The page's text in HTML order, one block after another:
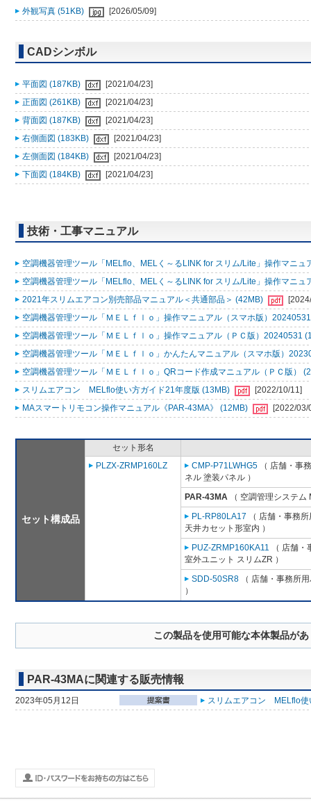
外観写真 (51KB) [2026/05/09]
CADシンボル
平面図 (187KB)
[2021/04/23]
正面図 (261KB)
[2021/04/23]
背面図 (187KB)
[2021/04/23]
右側面図 (183KB)
[2021/04/23]
左側面図 (184KB)
[2021/04/23]
下面図 (184KB)
[2021/04/23]
技術・工事マニュアル
空調機器管理ツール「MELflo、MELく～るLINK for スリム/Lite」操作マニュ
空調機器管理ツール「MELflo、MELく～るLINK for スリム/Lite」操作マニュ
2021年スリムエアコン別売部品マニュアル＜共通部品＞ (42MB)
空調機器管理ツール「ＭＥＬｆｌｏ」操作マニュアル（スマホ版）
空調機器管理ツール「ＭＥＬｆｌｏ」操作マニュアル（ＰＣ版）20240531
空調機器管理ツール「ＭＥＬｆｌｏ」かんたんマニュアル（スマホ版）
空調機器管理ツール「ＭＥＬｆｌｏ」QRコード作成マニュアル（ＰＣ版）
スリムエアコン MELflo使い方ガイド21年度版 (13MB)
[2022/10/11]
MAスマートリモコン操作マニュアル《PAR-43MA》 (12MB)
[2022/03/
セット構成品
セット形名
PLZX-ZRMP160LZ
CMP-P71LWHG5 （ 店舗・事
ネル 塗装パネル ）
PAR-43MA （ 空調管理システム
PL-RP80LA17 （ 店舗・事務
天井カセット形室内 ）
PUZ-ZRMP160KA11 （ 店舗
室外ユニット スリムZR ）
SDD-50SR8 （ 店舗・事務所
）
この製品を使用可能な本体製品が
PAR-43MAに関連する販売情報
2023年05月12日 スリムエアコン MELflo使